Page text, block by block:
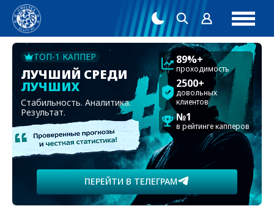
ТОП-1 КАППЕР
ЛУЧШИЙ СРЕДИ
ЛУЧШИХ
Стабильность. Аналитика.
Результат.
89%+
проходимость
2500+
довольных
клиентов
№1
в рейтинге капперов
ПЕРЕЙТИ В ТЕЛЕГРАМ